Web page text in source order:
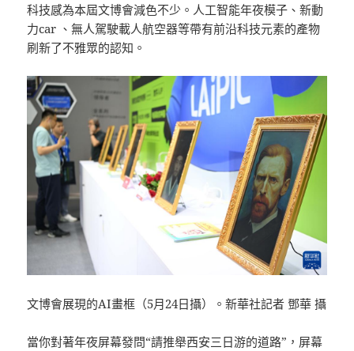
科技感為本屆文博會減色不少。人工智能年夜模子、新動
力car 、無人駕駛載人航空器等帶有前沿科技元素的產物
刷新了不雅眾的認知。
文博會展現的AI畫框（5月24日攝）。新華社記者 鄧華 攝
當你對著年夜屏幕發問“請推舉西安三日游的道路”，屏幕